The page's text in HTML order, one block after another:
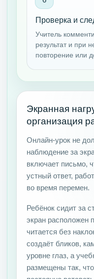
Проверка и
Учитель
результат и при
повторение или
Экранная
организация
Онлайн-урок не
наблюдение за
включает письмо,
устный ответ,
во время перемен.
Ребёнок сидит за
экран расположен
читается без
создаёт бликов,
уровне глаз, а
размещены так,